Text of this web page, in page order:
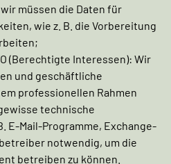
müssen die Daten für
wie z. B. die Vorbereitung
(Berechtigte Interessen): Wir
und geschäftliche
professionellen Rahmen
technische
E-Mail-Programme, Exchange-
notwendig, um die
betreiben zu können.